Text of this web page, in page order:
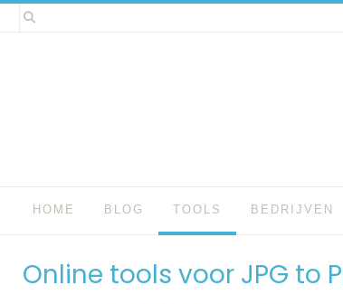
Spring
naar
HOME BLOG TOOLS BEDRIJVEN
Online tools voor JPG to